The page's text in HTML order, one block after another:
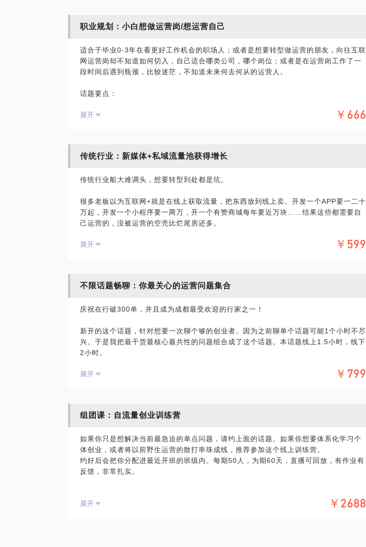
行自我探索，商业模式的建立，找到当下瘸腿的那个角，重点突破。
2）如果你已经开始了第一步，但发现效果不好，那我会告诉你：
5个步骤搭建高价值私域流量池：
①角色定位，找到自己差异化的标签
③在私域流量池做粉丝经营，主要武器是朋友圈&社群
⑤设计社交货币及利益刺激，吸引老用户传播
青做了2016年双11的规划，他们当年做到了天猫茶类目第一；比如我为旅行度假品牌bi
为线下教育公司搭建增长团队，通过强有力的活动、内容、社群运营赋能线下各个校
区，让规模化开校区无后顾之忧；比如为有线下大用户量的公司设计线上的用户留存路
径，把一次性的生意做成长久持续的高价值用户资产。
我能给你提供支持的内容包括：
②运营部门如何搭建效率最大化；
PS.与我见面前，请把你的问题更具体化。请把你的现状和细化问题提前发给我，方便我
职业规划：小白想做运营岗/想运营自己
适合于毕业0-3年在看更好工作机会的职场人；或者是想要转型做运营的朋友，向往互联
网运营岗却不知道如何切入，自己适合哪类公司，哪个岗位；或者是在运营岗工作了一
段时间后遇到瓶颈，比较迷茫，不知道未来何去何从的运营人。
话题要点：
②选择公司：不同公司运营岗的地位、含金量、优势不一样的；A公司比B公司好，但A
⑤传统行业人士要进入阿里等互联网大厂如何准备？拿到offer后如何快速互联网公司的
企offer。特别是对于阿里运营，如何应聘，阿里适合什么样的人，进去后会遇到什么机
遇和挑战，我都很清楚。
合什么样的公司。很多同学一开始找到我是为了获取进入阿里的秘籍，如果你不适合，
的飞猪旅行都被拒了，一直处于很down很不自信的状态，我看了他的简历，找出其中和
创业公司，现在做得无比开心，找到自我，鸡血满满！
我认为好的人生“运营”得出来，运营不仅是一项工作技能，也是人生的智慧。希望能帮
你认清自身，找到更多样的职业路径，兴趣和技能相结合，做热爱的事儿有天赋的事儿
并赚到钱。
展开 ￥666
传统行业：新媒体+私域流量池获得增长
传统行业船大难调头，想要转型到处都是坑。
很多老板以为互联网+就是在线上获取流量，把东西放到线上卖。开发一个APP要一二十
万起，开发一个小程序要一两万，开一个有赞商城每年要近万块……结果这些都需要自
己运营的，没被运营的空壳比烂尾房还多。
所以我说，互联网+已经out！运营+已来！
单粗暴对待，现在流量少了发愁如何提高转化率去保证销售额不掉；有的对新媒体很陌
1、不需要颠覆，只需要把现有的用户转化流程梳理出来，增加每个触点的转化率，用户
体验，精细化运营，就能提升效率；
3、将线下一次性用户引入个人号及社群里，设计私域流量池策略；
到，设计分销及传播策略。
以上都是常见的在移动社交时代+运营的手段，我们可以挑2-3个适合你的细化聊聊。
展开 ￥599
不限话题畅聊：你最关心的运营问题集合
庆祝在行破300单，并且成为成都最受欢迎的行家之一！
新开的这个话题，针对想要一次聊个够的创业者。因为之前聊单个话题可能1个小时不尽
兴。于是我把最干货最核心最共性的问题组合成了这个话题。本话题线上1.5小时，线下
2小时。
我可以与你分享：
是什么，如何去拆解去监测，哪些同学用什么手段去实现。
配？他们的工作内容是否能支撑公司的增长？如何去界定他们的工作内容，评估工作效
果。
凭什么值得为我付费？
搭建起一个良性生长的精品社群，现在有付费成员2000+人；《我在阿里做运营》一书
展开 ￥799
组团课：自流量创业训练营
如果你只是想解决当前最急迫的单点问题，请约上面的话题。如果你想要体系化学习个
体创业，或者将以前野生运营的散打串珠成线，推荐参加这个线上训练营。
约好后会把你分配进最近开班的班级内。每期50人，为期60天，直播可回放，有作业有
反馈，非常扎实。
展开 ￥2688